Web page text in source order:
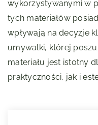
wykorzystywanymi w
tych materiałów
wpływają na decyzje
umywalki, której
materiału jest istotny
praktyczności, jak i